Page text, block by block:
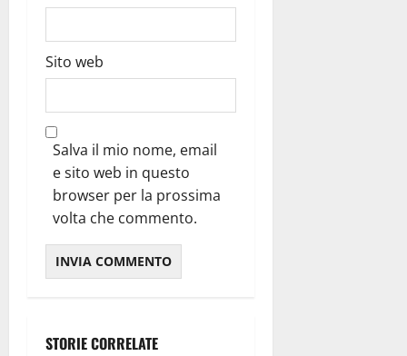
Sito web
Salva il mio nome, email
e sito web in questo
browser per la prossima
volta che commento.
STORIE CORRELATE